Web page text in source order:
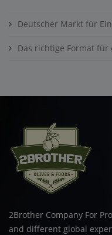
Deutscher Markt für
Das richtige Format für
2Brother Company For
and different global